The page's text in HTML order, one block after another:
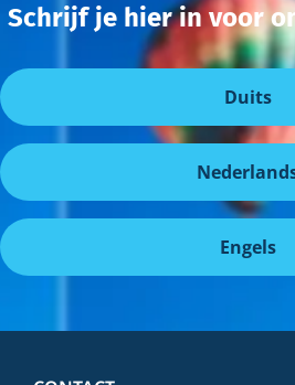
Schrijf je hier in voor
Duits
Engels